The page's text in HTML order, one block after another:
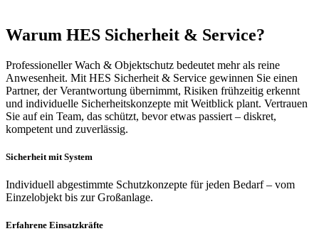
Warum HES Sicherheit & Service?
Professioneller Wach & Objektschutz bedeutet mehr als reine
Anwesenheit. Mit HES Sicherheit & Service gewinnen Sie einen
Partner, der Verantwortung übernimmt, Risiken frühzeitig erkennt
und individuelle Sicherheitskonzepte mit Weitblick plant. Vertrauen
Sie auf ein Team, das schützt, bevor etwas passiert – diskret,
kompetent und zuverlässig.
Sicherheit mit System
Individuell abgestimmte Schutzkonzepte für jeden Bedarf – vom
Einzelobjekt bis zur Großanlage.
Erfahrene Einsatzkräfte